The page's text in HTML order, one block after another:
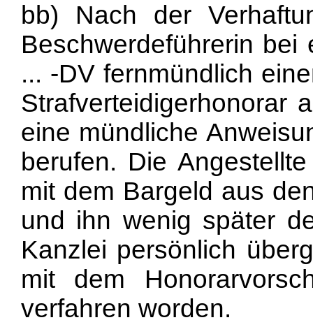
bb) Nach der
Beschwerdeführerin
... -DV fernmündlich
Strafverteidigerhonorar
eine mündliche
berufen. Die
mit dem Bargeld aus
und ihn wenig später
Kanzlei persönlich
mit dem
verfahren worden.